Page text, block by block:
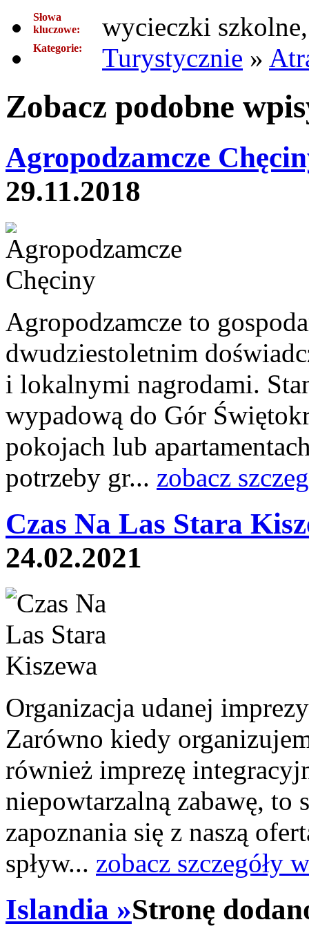
Słowa
kluczowe:
wycieczki
Kategorie: Turystycznie »
Zobacz podobne
Agropodzamcze
29.11.2018
Agropodzamcze to
dwudziestoletnim
i lokalnymi nagrodami.
wypadową do Gór
pokojach lub
potrzeby gr... zobacz
Czas Na Las Stara
24.02.2021
Organizacja udanej
Zarówno kiedy
również imprezę
niepowtarzalną zabawę, to
zapoznania się z naszą
spływ... zobacz szczegóły
Islandia »Stronę